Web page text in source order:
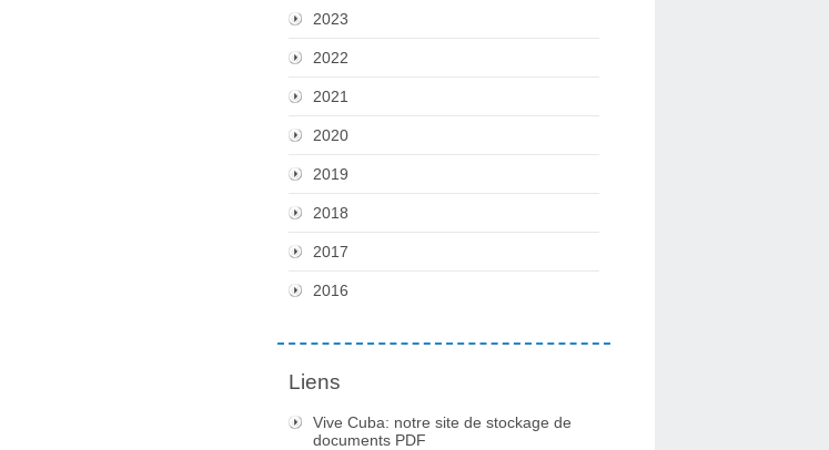
2023
2022
2021
2020
2019
2018
2017
2016
Liens
Vive Cuba: notre site de stockage de
documents PDF